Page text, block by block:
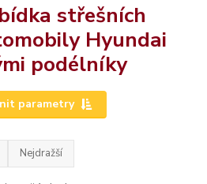
střešních
Hyundai
podélníky
parametry
Nejdražší